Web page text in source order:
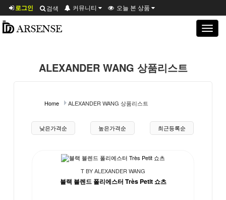
로그인 검색 커뮤니티 오늘 본 상품
Toggle
ALEXANDER WANG 상품리스트
Home ALEXANDER WANG 상품리스트
상품 정렬낮은가격순 높은가격순 최근등록순
T BY ALEXANDER WANG
블랙 블렌드 폴리에스터 Très Petit 쇼츠